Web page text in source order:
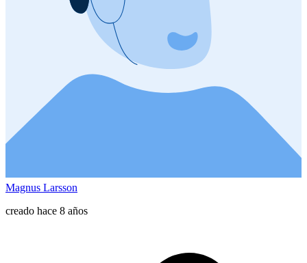
Magnus Larsson
creado hace 8 años